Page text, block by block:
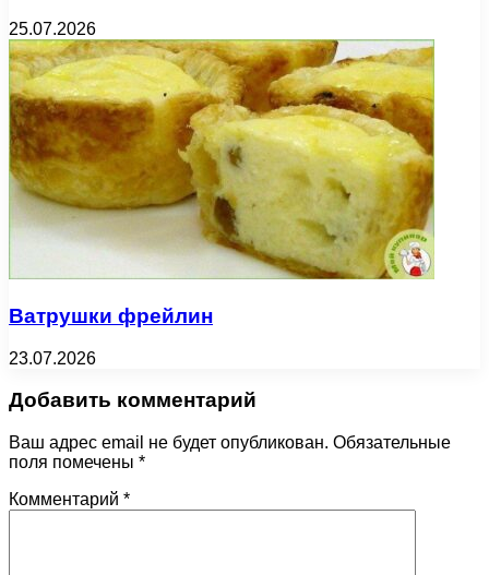
25.07.2026
Ватрушки фрейлин
23.07.2026
Добавить комментарий
Ваш адрес email не будет опубликован. Обязательные
поля помечены *
Комментарий *